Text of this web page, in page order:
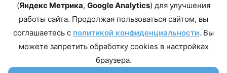
Главный редактор сетевого издания Магомаев Тимур Нухович. Контакты
редакции: 8(988)-292-94-34 Почта: vestiskfo@gmail.com По вопросам
Дагестан, г. Махачкала, пр-т Насрутдинова, д. 1а. Все права защищены.
Копирование и использование полных материалов запрещено, частичное
цитирование возможно только при условии гиперссылки на сайт mirmol.ru.
(Яндекс Метрика, Google Analytics) для улучшения
работы сайта. Продолжая пользоваться сайтом, вы
соглашаетесь с политикой конфиденциальности. Вы
можете запретить обработку cookies в настройках
браузера.